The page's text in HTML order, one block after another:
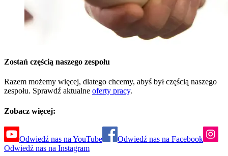
Zostań częścią naszego zespołu
Razem możemy więcej, dlatego chcemy, abyś był częścią naszego
zespołu. Sprawdź aktualne oferty pracy.
Zobacz więcej:
Odwiedź nas na YouTube
Odwiedź nas na Facebook
Odwiedź nas na Instagram